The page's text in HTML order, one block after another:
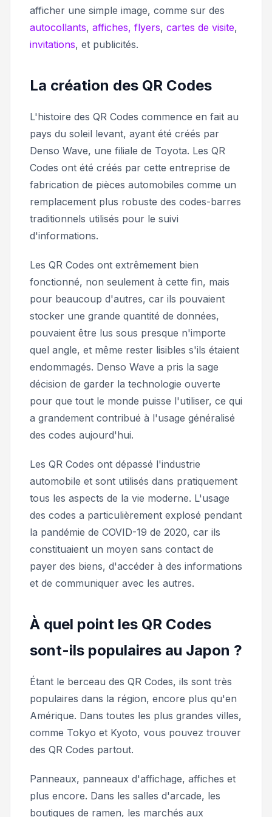
afficher une simple image, comme sur des
autocollants, affiches, flyers, cartes de visite,
invitations, et publicités.
La création des QR Codes
L'histoire des QR Codes commence en fait au
pays du soleil levant, ayant été créés par
Denso Wave, une filiale de Toyota. Les QR
Codes ont été créés par cette entreprise de
fabrication de pièces automobiles comme un
remplacement plus robuste des codes-barres
traditionnels utilisés pour le suivi
d'informations.
Les QR Codes ont extrêmement bien
fonctionné, non seulement à cette fin, mais
pour beaucoup d'autres, car ils pouvaient
stocker une grande quantité de données,
pouvaient être lus sous presque n'importe
quel angle, et même rester lisibles s'ils étaient
endommagés. Denso Wave a pris la sage
décision de garder la technologie ouverte
pour que tout le monde puisse l'utiliser, ce qui
a grandement contribué à l'usage généralisé
des codes aujourd'hui.
Les QR Codes ont dépassé l'industrie
automobile et sont utilisés dans pratiquement
tous les aspects de la vie moderne. L'usage
des codes a particulièrement explosé pendant
la pandémie de COVID-19 de 2020, car ils
constituaient un moyen sans contact de
payer des biens, d'accéder à des informations
et de communiquer avec les autres.
À quel point les QR Codes
sont-ils populaires au Japon ?
Étant le berceau des QR Codes, ils sont très
populaires dans la région, encore plus qu'en
Amérique. Dans toutes les plus grandes villes,
comme Tokyo et Kyoto, vous pouvez trouver
des QR Codes partout.
Panneaux, panneaux d'affichage, affiches et
plus encore. Dans les salles d'arcade, les
boutiques de ramen, les marchés aux